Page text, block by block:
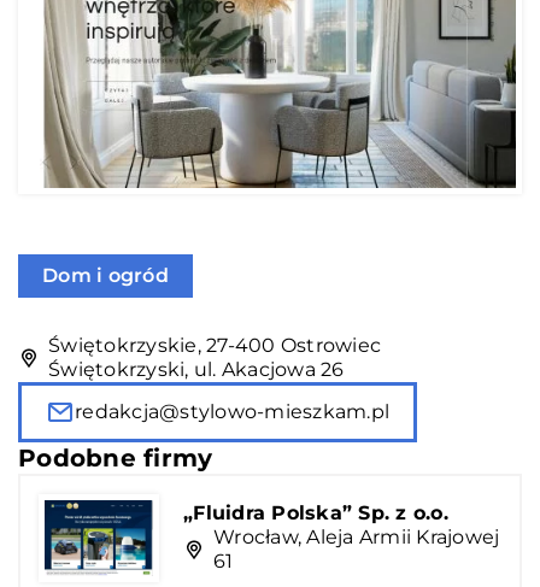
Dom i ogród
Świętokrzyskie, 27-400 Ostrowiec
Świętokrzyski, ul. Akacjowa 26
redakcja@stylowo-mieszkam.pl
Podobne firmy
„Fluidra Polska” Sp. z o.o.
Wrocław, Aleja Armii Krajowej
61